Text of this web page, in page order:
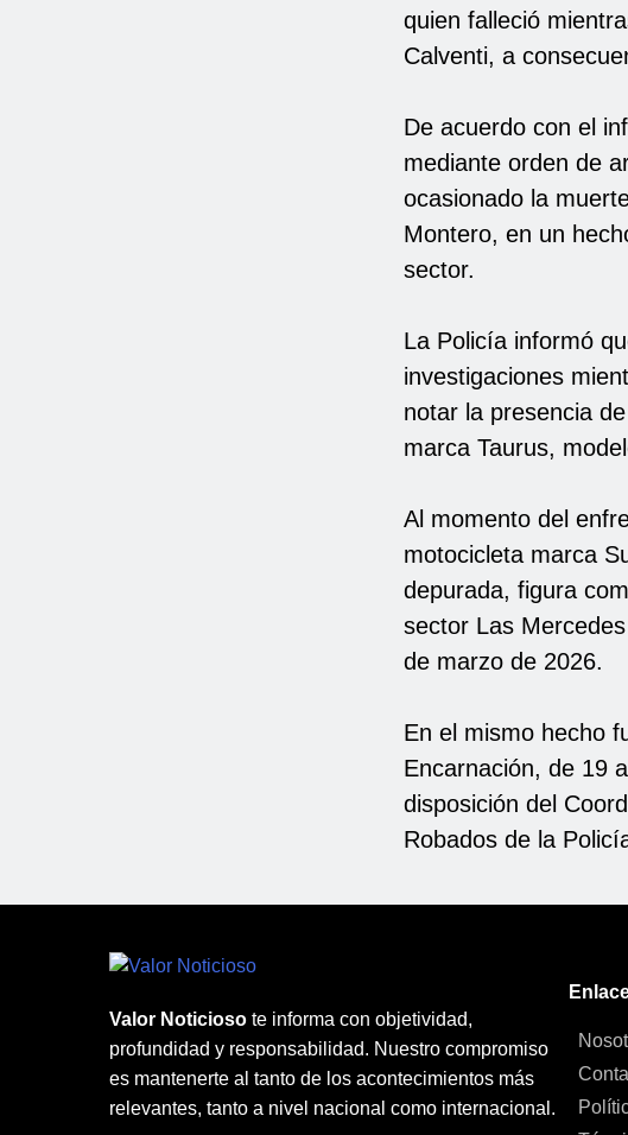
quien falleció
Calventi, a
De acuerdo con el
mediante orden de
ocasionado la
Montero, en un
sector.
La Policía informó
investigaciones
notar la presencia
marca Taurus,
Al momento del
motocicleta marca
depurada, figura
sector Las
de marzo de 2026.
En el mismo hecho
Encarnación, de 19
disposición del
Robados de la
Valor Noticioso te informa con objetividad,
profundidad y responsabilidad. Nuestro compromiso
es mantenerte al tanto de los acontecimientos más
relevantes, tanto a nivel nacional como internacional.